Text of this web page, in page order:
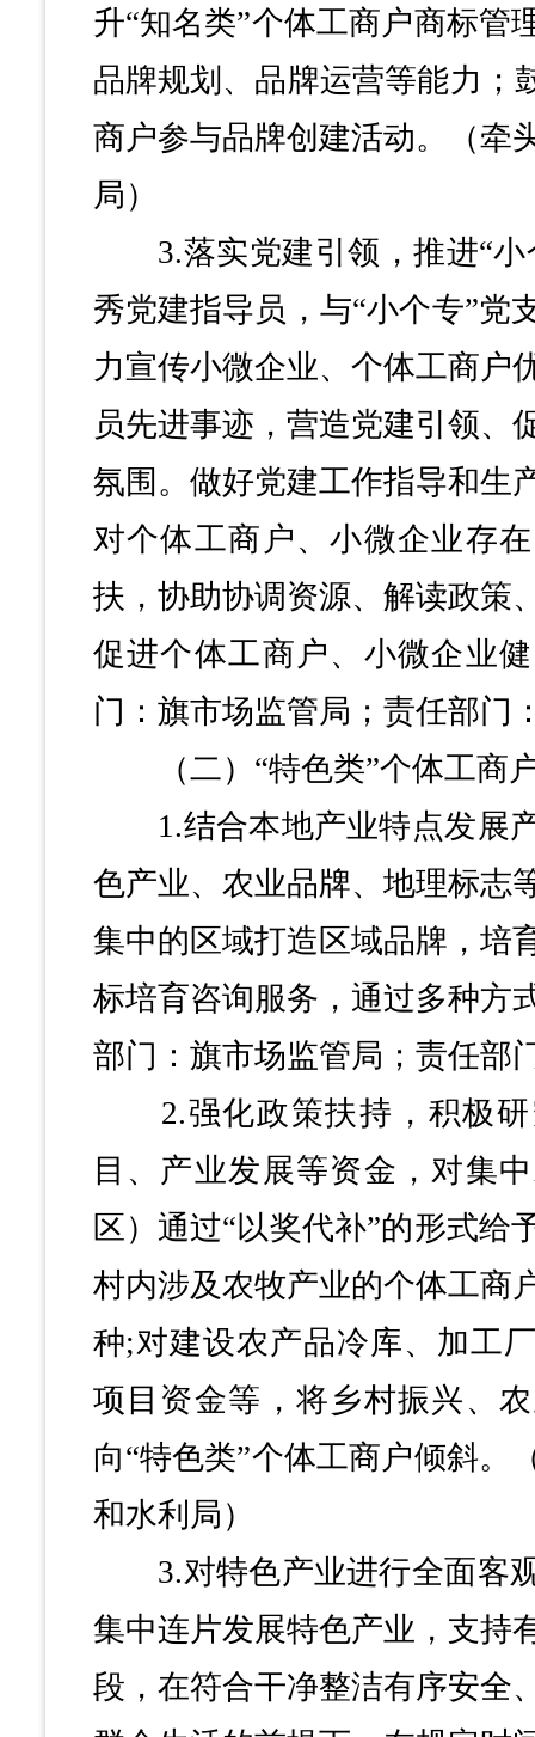
升“知名类”个体工商户商标管
品牌规划、品牌运营等能力；
商户参与品牌创建活动。（牵
局）
3.落实党建引领，推进“小
秀党建指导员，与“小个专”党
力宣传小微企业、个体工商户
员先进事迹，营造党建引领、
氛围。做好党建工作指导和生
对个体工商户、小微企业存
扶，协助协调资源、解读政策
促进个体工商户、小微企业
门：旗市场监管局；责任部门
（二）“特色类”个体工商
1.结合本地产业特点发展
色产业、农业品牌、地理标志
集中的区域打造区域品牌，培
标培育咨询服务，通过多种方
部门：旗市场监管局；责任部
2.强化政策扶持，积极研
目、产业发展等资金，对集
区）通过“以奖代补”的形式给
村内涉及农牧产业的个体工商
种;对建设农产品冷库、加工
项目资金等，将乡村振兴、
向“特色类”个体工商户倾斜。
和水利局）
3.对特色产业进行全面客
集中连片发展特色产业，支持
段，在符合干净整洁有序安全